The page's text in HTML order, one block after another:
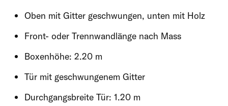
Vorname
Oben mit Gitter geschwungen, unten mit Holz
Front- oder Trennwandlänge nach Mass
Boxenhöhe: 2.20 m
Tür mit geschwungenem Gitter
Durchgangsbreite Tür: 1.20 m